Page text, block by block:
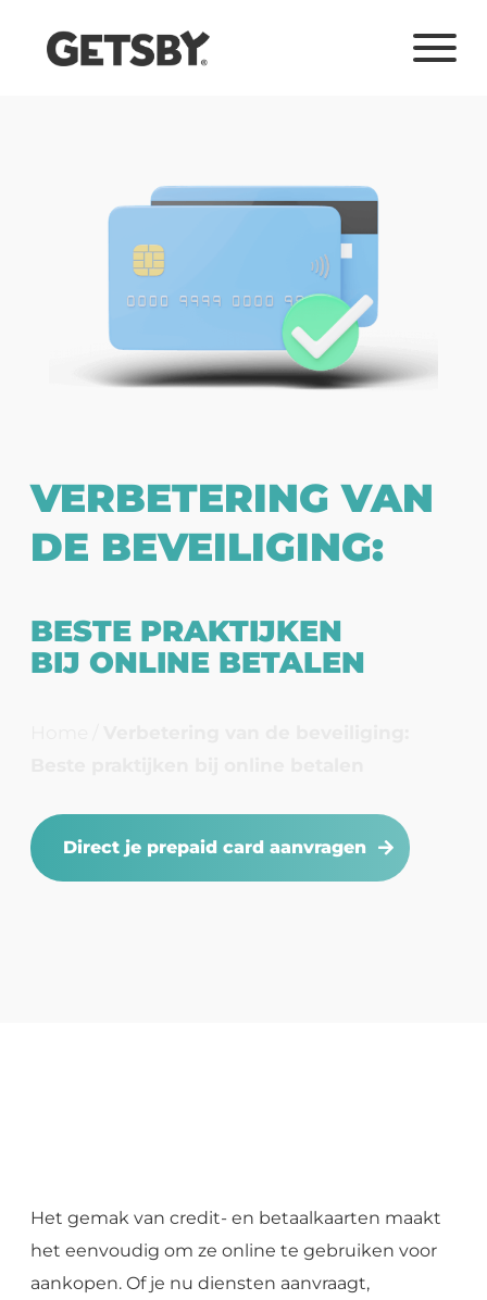
VERBETERING VAN
DE BEVEILIGING:
BESTE PRAKTIJKEN
BIJ ONLINE BETALEN
Direct je prepaid card aanvragen
Het gemak van credit- en betaalkaarten maakt
het eenvoudig om ze online te gebruiken voor
aankopen. Of je nu diensten aanvraagt,